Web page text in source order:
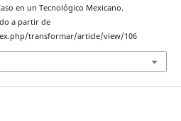
en un Tecnológico Mexicano.
a partir de
transformar/article/view/106